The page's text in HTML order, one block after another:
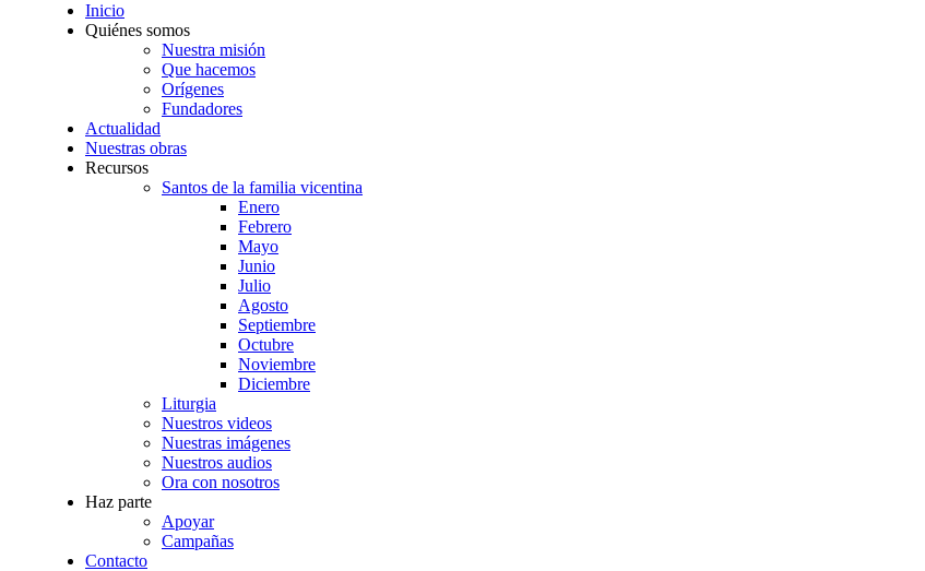
Inicio
Quiénes somos
Nuestra misión
Que hacemos
Orígenes
Fundadores
Actualidad
Nuestras obras
Recursos
Santos de la familia vicentina
Enero
Febrero
Mayo
Junio
Julio
Agosto
Septiembre
Octubre
Noviembre
Diciembre
Liturgia
Nuestros videos
Nuestras imágenes
Nuestros audios
Ora con nosotros
Haz parte
Apoyar
Campañas
Contacto